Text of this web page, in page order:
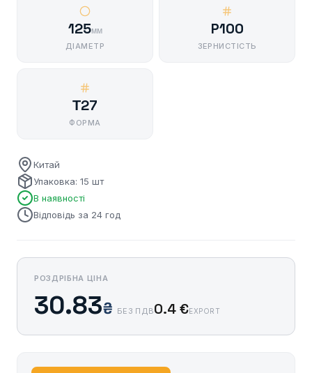
125мм
ДІАМЕТР
P100
ЗЕРНИСТІСТЬ
Т27
ФОРМА
Китай
Упаковка: 15 шт
В наявності
Відповідь за 24 год
РОЗДРІБНА ЦІНА
30.83₴ БЕЗ ПДВ0.4 €EXPORT